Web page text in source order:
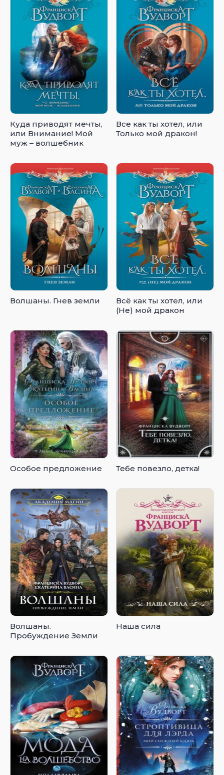
Куда приводят мечты,
или Внимание! Мой
муж – волшебник
Все как ты хотел, или
Только мой дракон!
Волшаны. Гнев земли
Всё как ты хотел, или
(Не) мой дракон
Особое предложение Тебе повезло, детка!
Волшаны.
Пробуждение Земли
Наша сила